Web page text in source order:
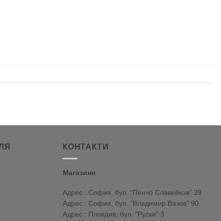
КОНТАКТИ
Магазини
Адрес : София, бул. “Пенчо Славейков” 39
Адрес : София, бул. “Владимир Вазов” 90
Адрес : Пловдив, бул. "Руски" 3